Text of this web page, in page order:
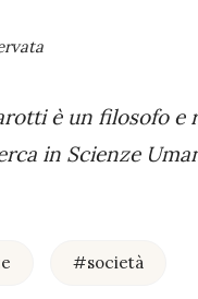
è un filosofo e
in Scienze
#società